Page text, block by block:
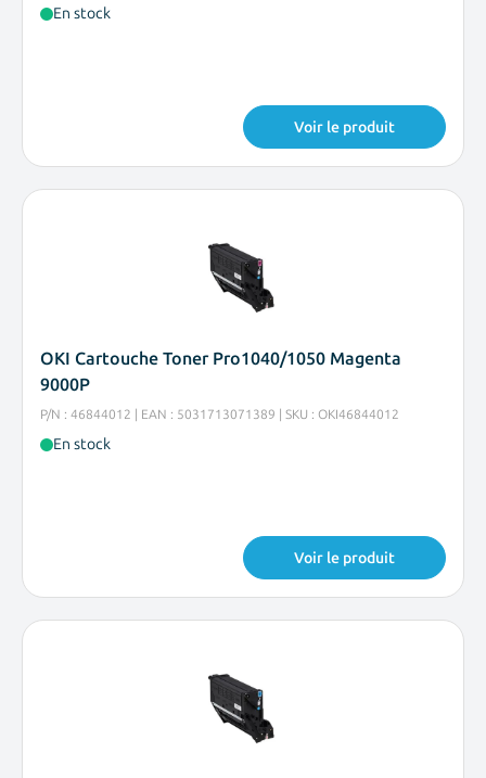
En stock
Voir le produit
OKI Cartouche Toner Pro1040/1050 Magenta
9000P
P/N : 46844012 | EAN : 5031713071389 | SKU : OKI46844012
En stock
Voir le produit